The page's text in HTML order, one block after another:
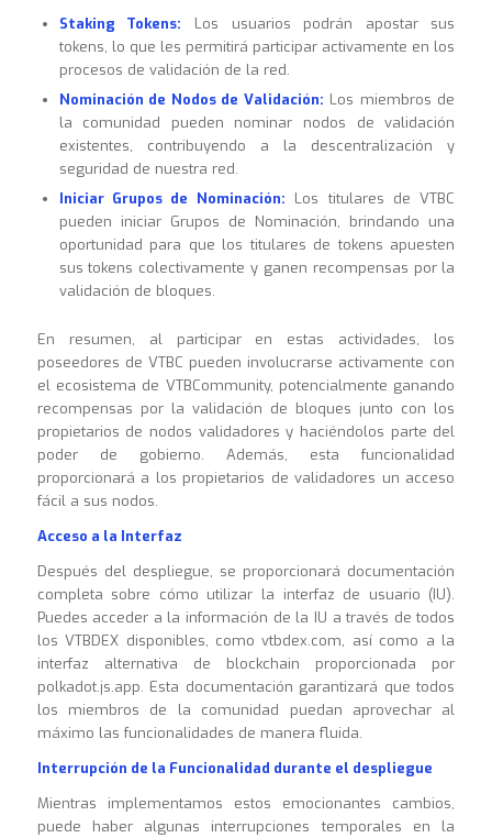
Staking Tokens: Los usuarios podrán apostar sus
tokens, lo que les permitirá participar activamente en los
procesos de validación de la red.
Nominación de Nodos de Validación: Los miembros de
la comunidad pueden nominar nodos de validación
existentes, contribuyendo a la descentralización y
seguridad de nuestra red.
Iniciar Grupos de Nominación: Los titulares de VTBC
pueden iniciar Grupos de Nominación, brindando una
oportunidad para que los titulares de tokens apuesten
sus tokens colectivamente y ganen recompensas por la
validación de bloques.
En resumen, al participar en estas actividades, los
poseedores de VTBC pueden involucrarse activamente con
el ecosistema de VTBCommunity, potencialmente ganando
recompensas por la validación de bloques junto con los
propietarios de nodos validadores y haciéndolos parte del
poder de gobierno. Además, esta funcionalidad
proporcionará a los propietarios de validadores un acceso
fácil a sus nodos.
Acceso a la Interfaz
Después del despliegue, se proporcionará documentación
completa sobre cómo utilizar la interfaz de usuario (IU).
Puedes acceder a la información de la IU a través de todos
los VTBDEX disponibles, como vtbdex.com, así como a la
interfaz alternativa de blockchain proporcionada por
polkadot.js.app. Esta documentación garantizará que todos
los miembros de la comunidad puedan aprovechar al
máximo las funcionalidades de manera fluida.
Interrupción de la Funcionalidad durante el despliegue
Mientras implementamos estos emocionantes cambios,
puede haber algunas interrupciones temporales en la